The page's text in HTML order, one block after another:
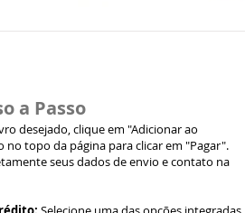
a Passo
desejado, clique em "Adicionar ao
no topo da página para clicar em "Pagar".
seus dados de envio e contato na